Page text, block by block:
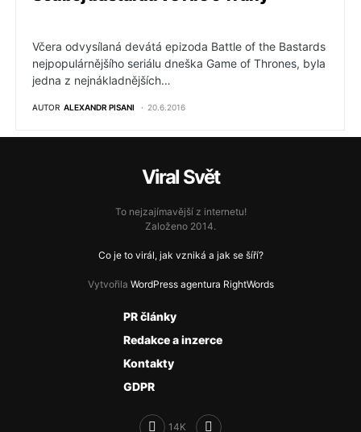
Včera odvysílaná devátá epizoda Battle of the Bastards
nejpopulárnějšího seriálu dneška Game of Thrones, byla
jedna z nejnákladnějších…
AUTOR ALEXANDR PISANI 20.6.2016
Viral Svět
To nejzajímavější z internetu!
Založeno 2014.
Co je to virál, jak vzniká a jak se šíří?
Vytvořila WordPress agentura RightWords
PR články
Redakce a inzerce
Kontakty
GDPR
14K